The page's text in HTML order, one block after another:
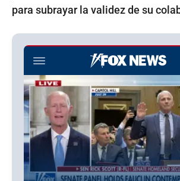
para subrayar la validez de su